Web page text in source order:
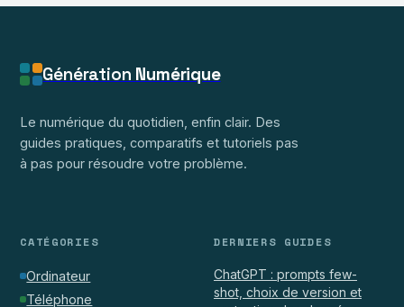
textuelle sur
Génération Numérique
Le numérique du quotidien, enfin clair. Des
guides pratiques, comparatifs et tutoriels pas
à pas pour résoudre votre problème.
CATÉGORIES
Ordinateur
Téléphone
DERNIERS GUIDES
ChatGPT : prompts few-
shot, choix de version et